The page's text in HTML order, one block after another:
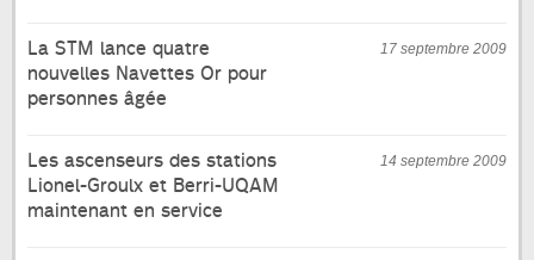
17 septembre 2009
La STM lance quatre
nouvelles Navettes Or pour
personnes âgée
14 septembre 2009
Les ascenseurs des stations
Lionel-Groulx et Berri-UQAM
maintenant en service